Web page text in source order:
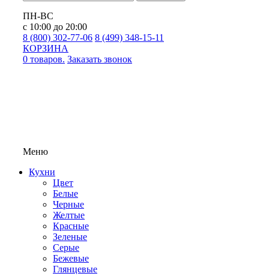
ПН-ВС
с 10:00 до 20:00
8 (800) 302-77-06 8 (499) 348-15-11
КОРЗИНА
0 товаров. Заказать звонок
Меню
Кухни
Цвет
Белые
Черные
Желтые
Красные
Зеленые
Серые
Бежевые
Глянцевые